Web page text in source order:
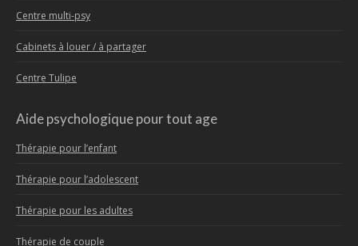
Centre multi-psy
Cabinets à louer / à partager
Centre Tulipe
Aide psychologique pour tout age
Thérapie pour l’enfant
Thérapie pour l’adolescent
Thérapie pour les adultes
Thérapie de couple